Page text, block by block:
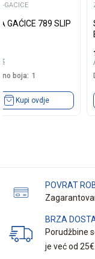
GACICE
GAĆICE 789 SLIP
€
boja: 1
Kupi ovdje
POVRAT
BRZA
Porudžbine
je već od 25€.